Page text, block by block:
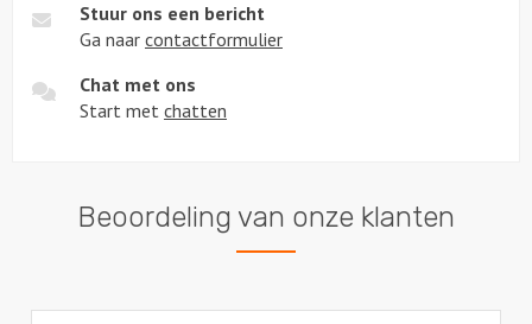
Stuur ons een bericht
Ga naar contactformulier
Chat met ons
Start met chatten
Beoordeling van onze klanten